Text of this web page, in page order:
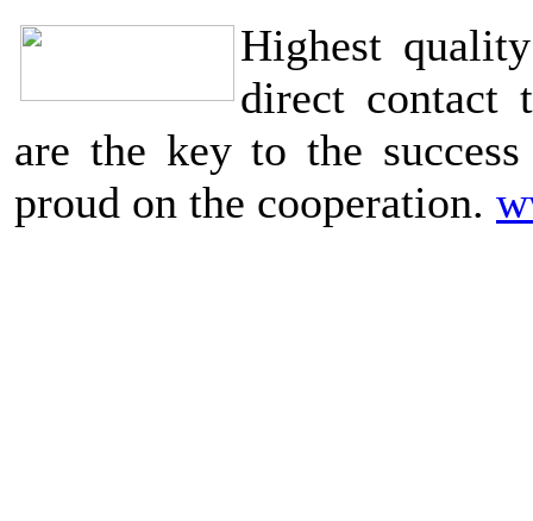
Highest
direct contact
are the key to the
proud on the cooperation.